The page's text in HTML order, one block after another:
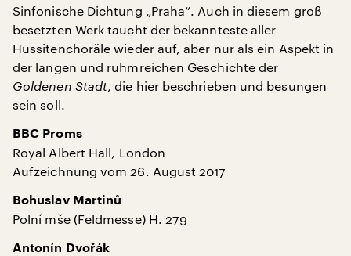
Sinfonische Dichtung „Praha“. Auch in diesem groß
besetzten Werk taucht der bekannteste aller
Hussitenchoräle wieder auf, aber nur als ein Aspekt in
der langen und ruhmreichen Geschichte der
Goldenen Stadt, die hier beschrieben und besungen
sein soll.
BBC Proms
Royal Albert Hall, London
Aufzeichnung vom 26. August 2017
Bohuslav Martinů
Polní mše (Feldmesse) H. 279
Antonín Dvořák